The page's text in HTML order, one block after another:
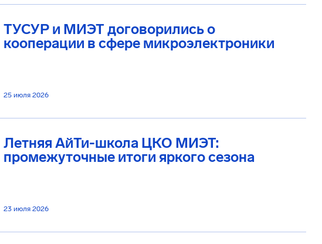
ТУСУР и МИЭТ договорились о
кооперации в сфере микроэлектроники
25 июля 2026
Летняя АйТи-школа ЦКО МИЭТ:
промежуточные итоги яркого сезона
23 июля 2026